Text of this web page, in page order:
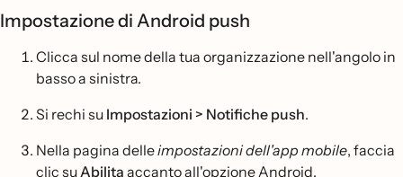
Impostazione di Android push
Clicca sul nome della tua organizzazione nell'angolo in
basso a sinistra.
Si rechi su Impostazioni > Notifiche push.
Nella pagina delleimpostazioni dell'app mobile, faccia
clic suAbilita accanto all'opzione Android.